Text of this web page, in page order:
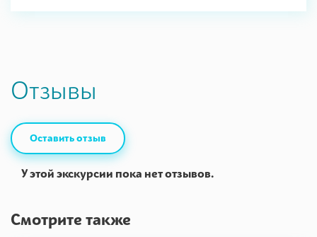
Отзывы
Оставить отзыв
У этой экскурсии пока нет отзывов.
Смотрите также